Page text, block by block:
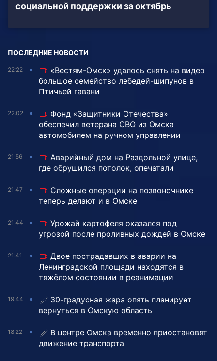
социальной поддержки за октябрь
ПОСЛЕДНИЕ НОВОСТИ
22:22
«Вестям-Омск» удалось снять на видео
большое семейство лебедей-шипунов в
Птичьей гавани
22:02
Фонд «Защитники Отечества»
обеспечил ветерана СВО из Омска
автомобилем на ручном управлении
21:56
Аварийный дом на Раздольной улице,
где обрушился потолок, опечатали
21:47
Сложные операции на позвоночнике
теперь делают и в Омске
21:44
Урожай картофеля оказался под
угрозой после проливных дождей в Омске
21:41
Двое пострадавших в аварии на
Ленинградской площади находятся в
тяжёлом состоянии в реанимации
19:44
30-градусная жара опять планирует
вернуться в Омскую область
18:22
В центре Омска временно приостановят
движение транспорта